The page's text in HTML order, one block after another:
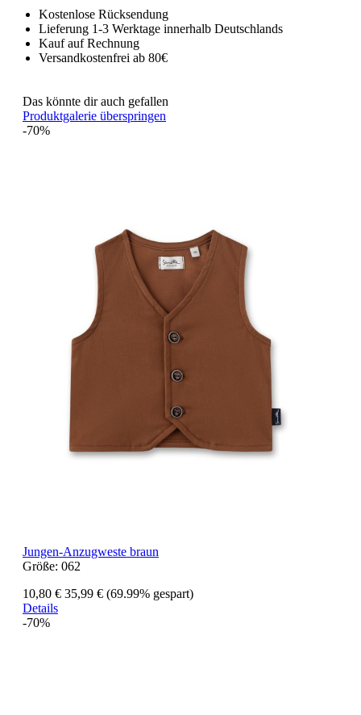
Kostenlose Rücksendung
Lieferung 1-3 Werktage innerhalb Deutschlands
Kauf auf Rechnung
Versandkostenfrei ab 80€
Das könnte dir auch gefallen
Produktgalerie überspringen
-70%
Jungen-Anzugweste braun
Größe: 062
10,80 € 35,99 € (69.99% gespart)
Details
-70%